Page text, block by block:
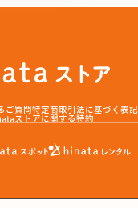
ご質問特定商取引法に基づく表記
ストアに関する特約